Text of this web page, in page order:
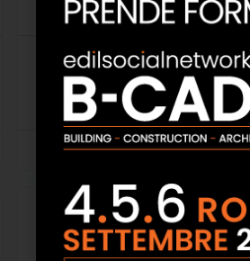
87 02 250 SB – KNIPEX Cobra
Pinza regolabile di nuova
generazione per tubi e dadi
SCOPRI